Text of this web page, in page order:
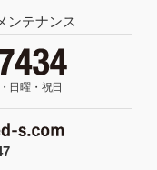
ンテナンス
日曜・祝日